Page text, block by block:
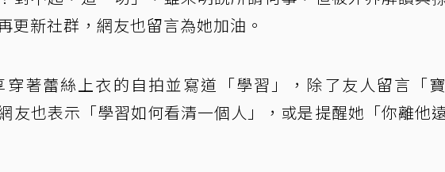
更新社群，網友也留言為她加油。
著蕾絲上衣的自拍並寫道「學習」，除了友人留言「
友也表示「學習如何看清一個人」，或是提醒她「你離他